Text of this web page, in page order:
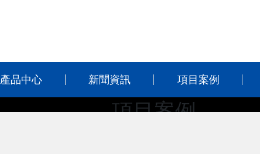
產品中心 新聞資訊 項目案例
項目案例